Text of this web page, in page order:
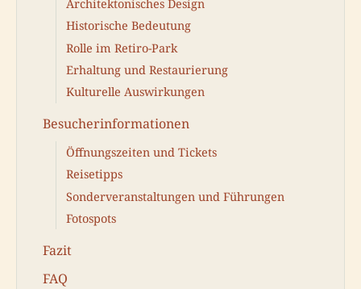
Architektonisches Design
Historische Bedeutung
Rolle im Retiro-Park
Erhaltung und Restaurierung
Kulturelle Auswirkungen
Besucherinformationen
Öffnungszeiten und Tickets
Reisetipps
Sonderveranstaltungen und Führungen
Fotospots
Fazit
FAQ